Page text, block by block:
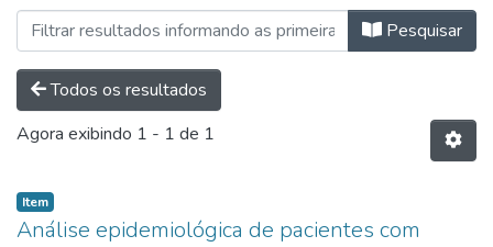
Navegando Programas de Pesquisar
Todos os resultados
Agora exibindo 1 - 1 de 1
Item
Análise epidemiológica de pacientes com